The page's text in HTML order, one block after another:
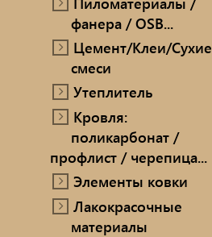
фанера / OSB...
Цемент/Клеи/Сухие
смеси
Утеплитель
Кровля:
поликарбонат /
профлист / черепица...
Элементы ковки
Лакокрасочные
материалы